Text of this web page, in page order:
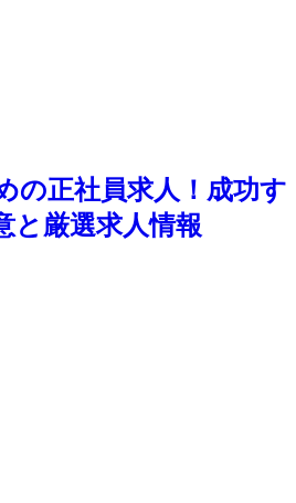
の正社員求人！成功す
と厳選求人情報